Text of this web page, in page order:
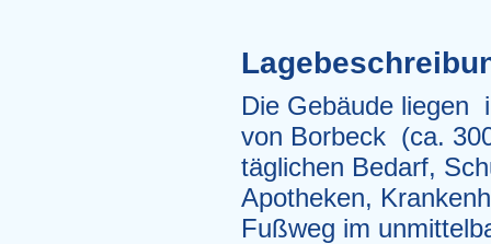
Die Gebäude liegen
von Borbeck (ca.
täglichen Bedarf,
Apotheken,
Fußweg im